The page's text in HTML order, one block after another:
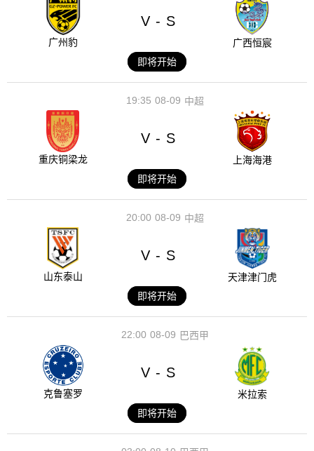
广州豹
V - S
广西恒宸
即将开始
08-09
19:35 中超
重庆铜梁龙
V - S
上海海港
即将开始
08-09
20:00 中超
山东泰山
V - S
天津津门虎
即将开始
08-09
22:00 巴西甲
克鲁塞罗
V - S
米拉索
即将开始